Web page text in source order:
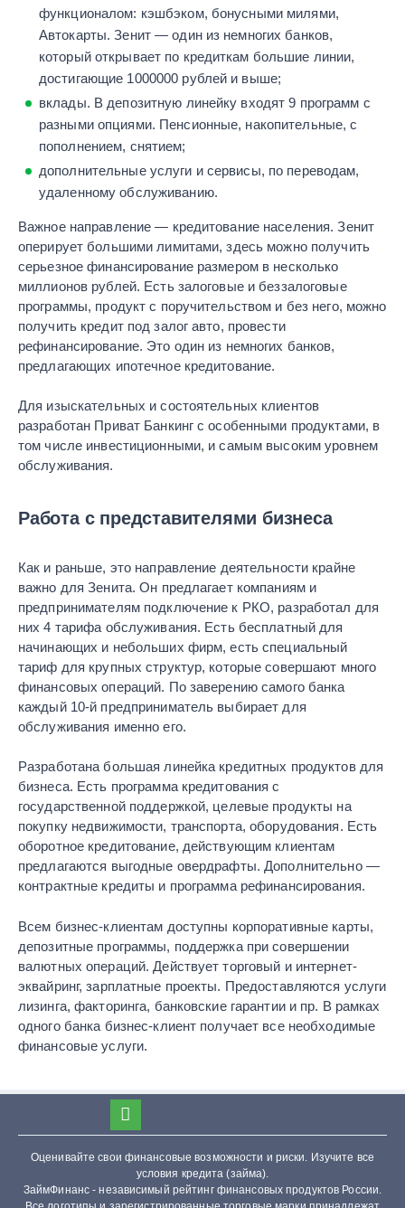
функционалом: кэшбэком, бонусными милями,
Автокарты. Зенит — один из немногих банков,
который открывает по кредиткам большие линии,
достигающие 1000000 рублей и выше;
вклады. В депозитную линейку входят 9 программ с
разными опциями. Пенсионные, накопительные, с
пополнением, снятием;
дополнительные услуги и сервисы, по переводам,
удаленному обслуживанию.
Важное направление — кредитование населения. Зенит
оперирует большими лимитами, здесь можно получить
серьезное финансирование размером в несколько
миллионов рублей. Есть залоговые и беззалоговые
программы, продукт с поручительством и без него, можно
получить кредит под залог авто, провести
рефинансирование. Это один из немногих банков,
предлагающих ипотечное кредитование.
Для изыскательных и состоятельных клиентов
разработан Приват Банкинг с особенными продуктами, в
том числе инвестиционными, и самым высоким уровнем
обслуживания.
Работа с представителями бизнеса
Как и раньше, это направление деятельности крайне
важно для Зенита. Он предлагает компаниям и
предпринимателям подключение к РКО, разработал для
них 4 тарифа обслуживания. Есть бесплатный для
начинающих и небольших фирм, есть специальный
тариф для крупных структур, которые совершают много
финансовых операций. По заверению самого банка
каждый 10-й предприниматель выбирает для
обслуживания именно его.
Разработана большая линейка кредитных продуктов для
бизнеса. Есть программа кредитования с
государственной поддержкой, целевые продукты на
покупку недвижимости, транспорта, оборудования. Есть
оборотное кредитование, действующим клиентам
предлагаются выгодные овердрафты. Дополнительно —
контрактные кредиты и программа рефинансирования.
Всем бизнес-клиентам доступны корпоративные карты,
депозитные программы, поддержка при совершении
валютных операций. Действует торговый и интернет-
эквайринг, зарплатные проекты. Предоставляются услуги
лизинга, факторинга, банковские гарантии и пр. В рамках
одного банка бизнес-клиент получает все необходимые
финансовые услуги.
Оценивайте свои финансовые возможности и риски. Изучите все
условия кредита (займа).
ЗаймФинанс - независимый рейтинг финансовых продуктов России.